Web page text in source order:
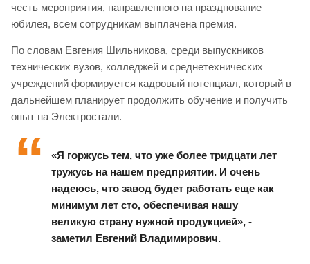
честь мероприятия, направленного на празднование
юбилея, всем сотрудникам выплачена премия.
По словам Евгения Шильникова, среди выпускников
технических вузов, колледжей и среднетехнических
учреждений формируется кадровый потенциал, который в
дальнейшем планирует продолжить обучение и получить
опыт на Электростали.
«Я горжусь тем, что уже более тридцати лет
тружусь на нашем предприятии. И очень
надеюсь, что завод будет работать еще как
минимум лет сто, обеспечивая нашу
великую страну нужной продукцией», -
заметил Евгений Владимирович.